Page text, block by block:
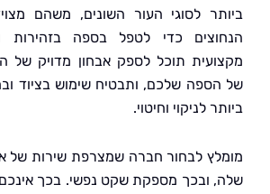
לסוגי העור השונים, משהם מצוידים
כדי לטפל בספה בזהירות
תוכל לספק אבחון מדויק של הצרכים
שלכם, ותבטיח שימוש בציוד ובחומרים
לניקוי וחיטוי.
לבחור חברה שמצרפת שירות של אחריות
ובכך מספקת שקט נפשי. בכך אינכם רק